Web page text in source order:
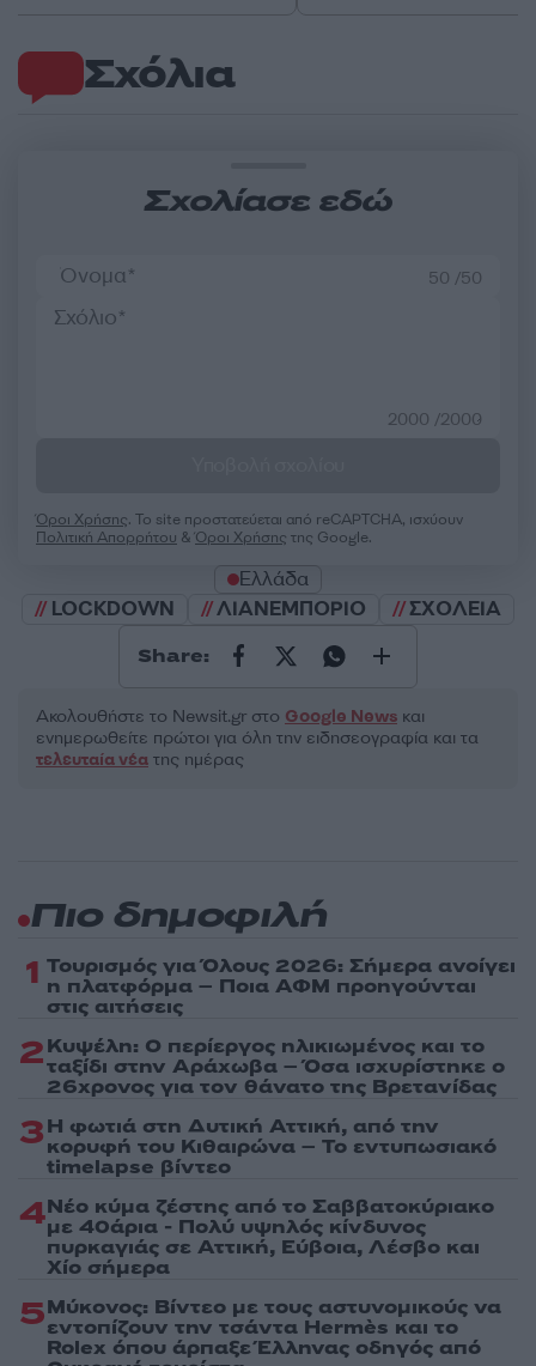
Σχόλια
Σχολίασε εδώ
50 /50
2000 /2000
Όροι Χρήσης. Το site προστατεύεται από reCAPTCHA, ισχύουν
Πολιτική Απορρήτου &Όροι Χρήσης της Google.
Ελλάδα
LOCKDOWN
ΛΙΑΝΕΜΠΟΡΙΟ ΣΧΟΛΕΙΑ
Share:
Ακολουθήστε το Νewsit.gr στο Google News και
ενημερωθείτε πρώτοι για όλη την ειδησεογραφία και τα
τελευταία νέα της ημέρας
Πιο δημοφιλή
1 Τουρισμός για Όλους 2026: Σήμερα ανοίγει
η πλατφόρμα – Ποια ΑΦΜ προηγούνται
στις αιτήσεις
2Κυψέλη: Ο περίεργος ηλικιωμένος και το
ταξίδι στην Αράχωβα – Όσα ισχυρίστηκε ο
26χρονος για τον θάνατο της Βρετανίδας
3Η φωτιά στη Δυτική Αττική, από την
κορυφή του Κιθαιρώνα – Το εντυπωσιακό
timelapse βίντεο
4Νέο κύμα ζέστης από το Σαββατοκύριακο
με 40άρια - Πολύ υψηλός κίνδυνος
πυρκαγιάς σε Αττική, Εύβοια, Λέσβο και
Χίο σήμερα
5Μύκονος: Βίντεο με τους αστυνομικούς να
εντοπίζουν την τσάντα Hermès και το
Rolex όπου άρπαξε Έλληνας οδηγός από